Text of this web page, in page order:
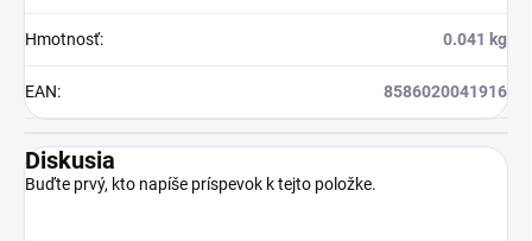
Hmotnosť: 0.041 kg
EAN: 8586020041916
Diskusia
Buďte prvý, kto napíše príspevok k tejto položke.